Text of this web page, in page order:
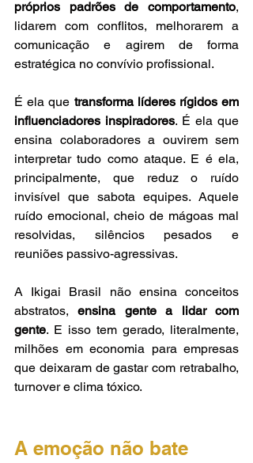
próprios padrões de comportamento,
lidarem com conflitos, melhorarem a
comunicação e agirem de forma
estratégica no convívio profissional.
É ela que transforma líderes rígidos em
influenciadores inspiradores. É ela que
ensina colaboradores a ouvirem sem
interpretar tudo como ataque. E é ela,
principalmente, que reduz o ruído
invisível que sabota equipes. Aquele
ruído emocional, cheio de mágoas mal
resolvidas, silêncios pesados e
reuniões passivo-agressivas.
A Ikigai Brasil não ensina conceitos
abstratos, ensina gente a lidar com
gente. E isso tem gerado, literalmente,
milhões em economia para empresas
que deixaram de gastar com retrabalho,
turnover e clima tóxico.
A emoção não bate